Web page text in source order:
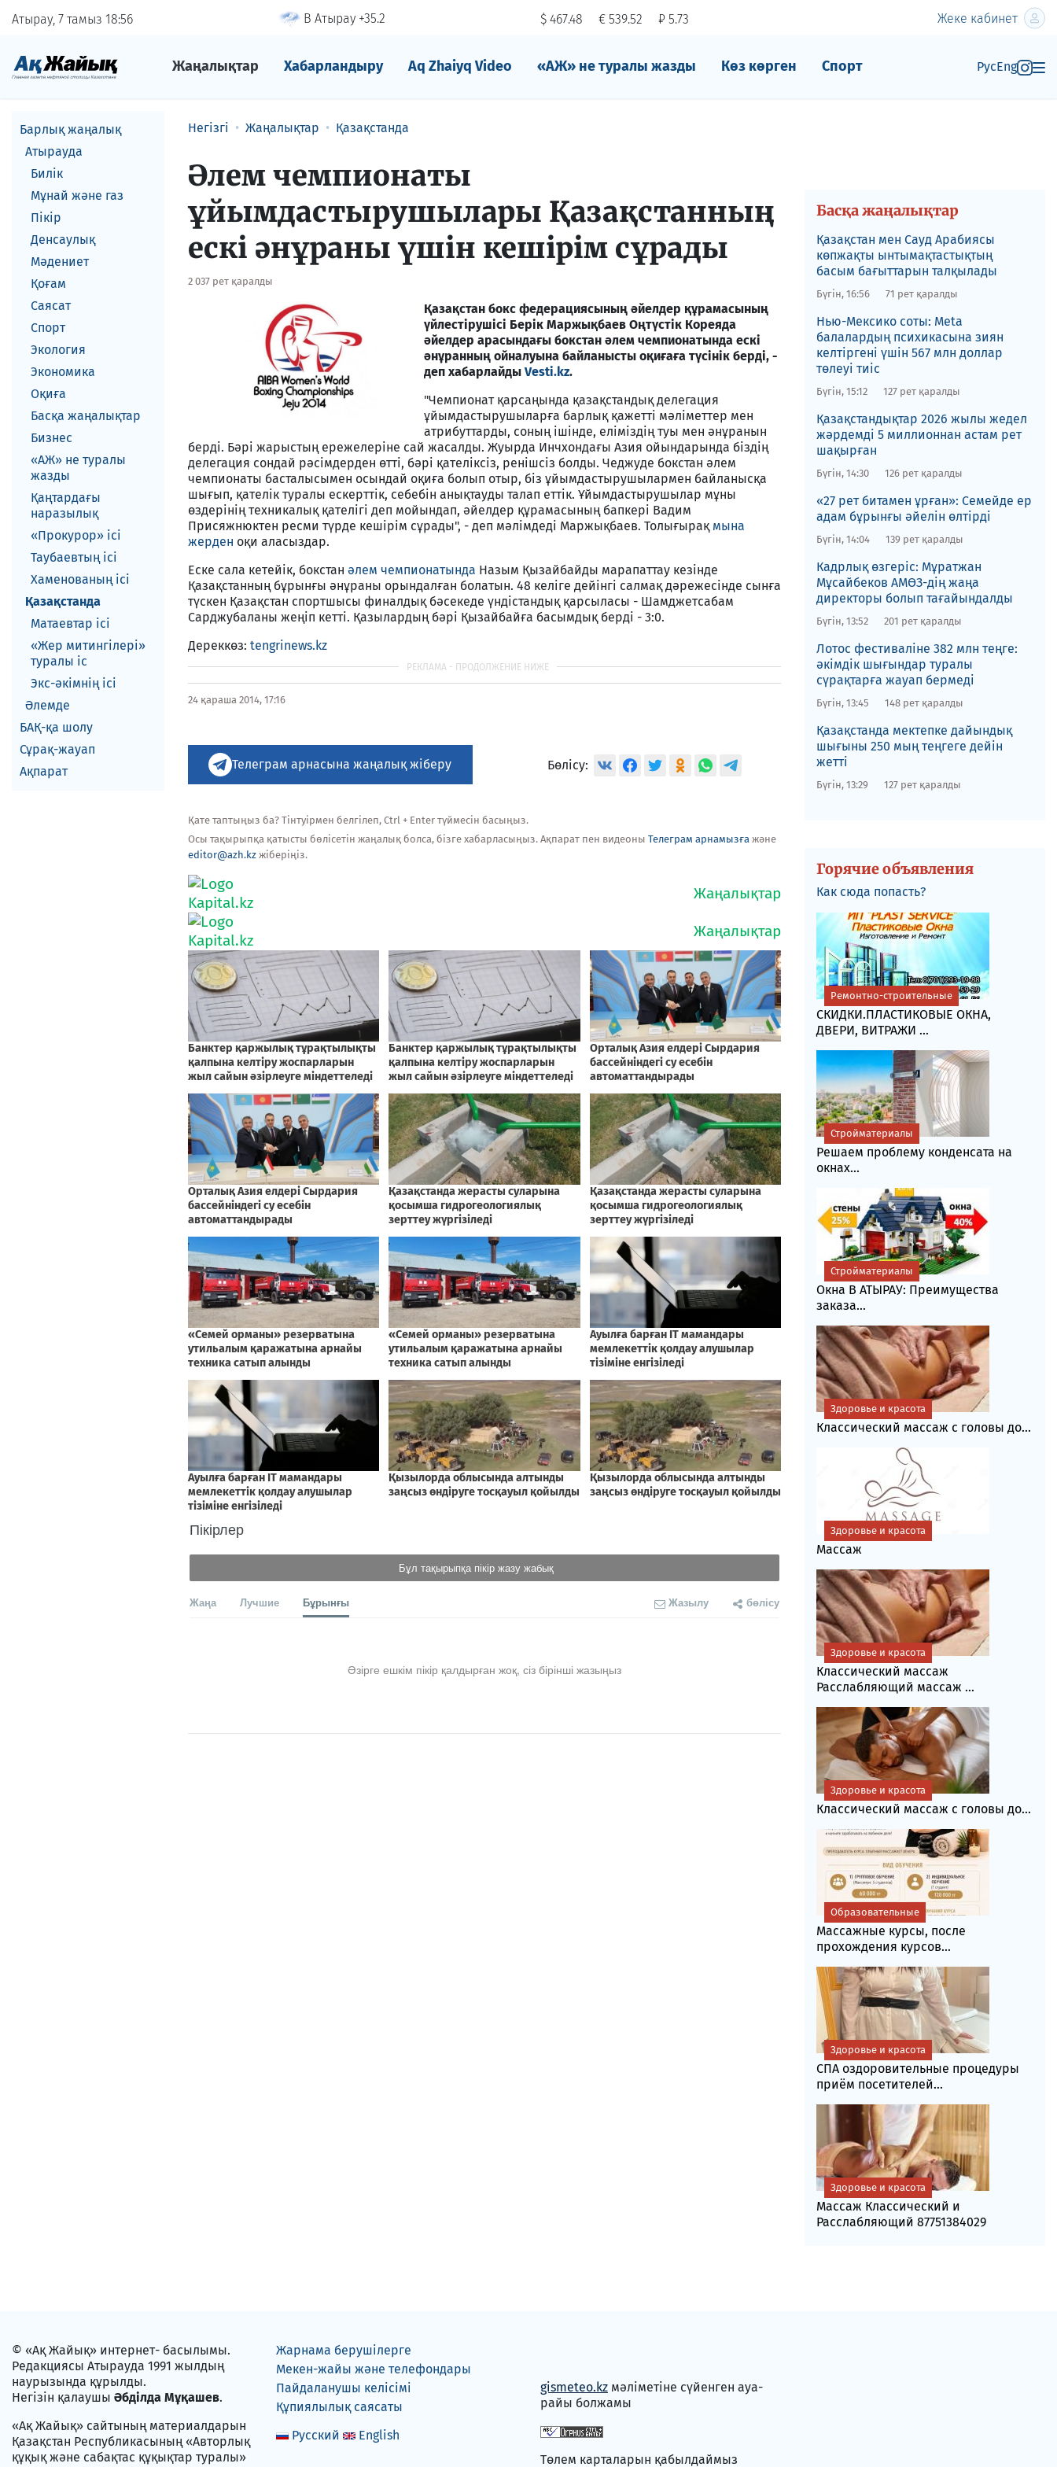
Атырау, 7 тамыз 18 56 В Атырау +35.2 $ 467.48 € 539.52 ₽ 5.73 Жеке кабинет
Жаңалықтар Хабарландыру Aq Zhaiyq Video «АЖ» не туралы жазды Көз көрген Спорт РусEng
Барлық жаңалық
Атырауда
Билік
Мұнай және газ
Пікір
Денсаулық
Мәдениет
Қоғам
Саясат
Спорт
Экология
Экономика
Оқиға
Басқа жаңалықтар
Бизнес
«АЖ» не туралы
жазды
Қаңтардағы
наразылық
«Прокурор» ісі
Таубаевтың ісі
Хаменованың ісі
Қазақстанда
Матаевтар ici
«Жер митингілері»
туралы іс
Экс-әкiмнiң iсi
Әлемде
БАҚ-қа шолу
Сұрақ-жауап
Ақпарат
Негізгі Жаңалықтар Қазақстанда
Әлем чемпионаты
ұйымдастырушылары Қазақстанның
ескі әнұраны үшін кешірім сұрады
2 037 рет қаралды
Қазақстан бокс федерациясының әйелдер құрамасының
үйлестірушісі Берік Маржықбаев Оңтүстік Кореяда
әйелдер арасындағы бокстан әлем чемпионатында ескі
әнұранның ойналуына байланысты оқиғаға түсінік берді, -
деп хабарлайды Vesti.kz.
"Чемпионат қарсаңында қазақстандық делегация
ұйымдастырушыларға барлық қажетті мәліметтер мен
атрибуттарды, соның ішінде, еліміздің туы мен әнұранын
берді. Бәрі жарыстың ережелеріне сай жасалды. Жуырда Инчхондағы Азия ойындарында біздің
делегация сондай рәсімдерден өтті, бәрі қателіксіз, ренішсіз болды. Чеджуде бокстан әлем
чемпионаты басталысымен осындай оқиға болып отыр, біз ұйымдастырушылармен байланысқа
шығып, қателік туралы ескерттік, себебін анықтауды талап еттік. Ұйымдастырушылар мұны
өздерінің техникалық қателігі деп мойындап, әйелдер құрамасының бапкері Вадим
Присяжнюктен ресми түрде кешірім сұрады", - деп мәлімдеді Маржықбаев. Толығырақ мына
жерден оқи аласыздар.
Еске сала кетейік, бокстан әлем чемпионатында Назым Қызайбайды марапаттау кезінде
Қазақстанның бұрынғы әнұраны орындалған болатын. 48 келіге дейінгі салмақ дәрежесінде сынға
түскен Қазақстан спортшысы финалдық бәсекеде үндістандық қарсыласы - Шамджетсабам
Сарджубаланы жеңіп кетті. Қазылардың бәрі Қызайбайға басымдық берді - 3:0.
Дереккөз: tengrinews.kz
24 қараша 2014, 17:16
Телеграм арнасына жаңалық жіберу Бөлісу:
Қате таптыңыз ба? Тінтуірмен белгілеп, Ctrl + Enter түймесін басыңыз.
Осы тақырыпқа қатысты бөлісетін жаңалық болса, бізге хабарласыңыз. Ақпарат пен видеоны Телеграм арнамызға және
editor@azh.kz жіберіңіз.
Пікірлер
Бұл тақырыпқа пікір жазу жабық
Жаңа Лучшие Бұрынғы Жазылу бөлісу
Әзірге ешкім пікір қалдырған жоқ, сіз бірінші жазыңыз
Басқа жаңалықтар
Қазақстан мен Сауд Арабиясы
көпжақты ынтымақтастықтың
басым бағыттарын талқылады
Бүгін, 16:56 71 рет қаралды
Нью-Мексико соты​: Meta
балалардың психикасына зиян
келтіргені үшін 567 млн доллар
төлеуі тиіс
Бүгін, 15:12 127 рет қаралды
Қазақстандықтар 2026 жылы жедел
жәрдемді 5 миллионнан астам рет
шақырған
Бүгін, 14:30 126 рет қаралды
«27 рет битамен ұрған»: Семейде ер
адам бұрынғы әйелін өлтірді
Бүгін, 14:04 139 рет қаралды
Кадрлық өзгеріс: Мұратжан
Мұсайбеков АМӨЗ-дің жаңа
директоры болып ​тағайындалды
Бүгін, 13:52 201 рет қаралды
Лотос фестиваліне​ 382 млн теңге:
әкімдік шығындар туралы
сүрақтарға жауап бермеді
Бүгін, 13:45 148 рет қаралды
Қазақстанда мектепке дайындық
шығыны 250 мың теңгеге дейін
жетті
Бүгін, 13:29 127 рет қаралды
Горячие объявления
Как сюда попасть?
СКИДКИ.ПЛАСТИКОВЫЕ ОКНА,
ДВЕРИ, ВИТРАЖИ ...
Ремонтно-строительные
Решаем проблему конденсата на
окнах...
Стройматериалы
Окна В АТЫРАУ: Преимущества
заказа...
Стройматериалы
Классический массаж с головы до...
Здоровье и красота
Массаж
Здоровье и красота
Классический массаж
Расслабляющий массаж ...
Здоровье и красота
Классический массаж с головы до...
Здоровье и красота
Массажные курсы, после
прохождения курсов...
Образовательные
СПА оздоровительные процедуры
приём посетителей...
Здоровье и красота
Массаж Классический и
Расслабляющий 87751384029
Здоровье и красота
© «Ақ Жайық» интернет- басылымы.
Редакциясы Атырауда 1991 жылдың
наурызында құрылды.
Негізін қалаушы Әбділда Мұқашев.
«Ақ Жайық» сайтының материалдарын
Қазақстан Республикасының «Авторлық
құқық және сабақтас құқықтар туралы»
Жарнама берушілерге
Мекен-жайы және телефондары
Пайдаланушы келісімі
Құпиялылық саясаты
Русский
English
gismeteo.kz мәліметіне сүйенген ауа-
райы болжамы
Төлем карталарын қабылдаймыз